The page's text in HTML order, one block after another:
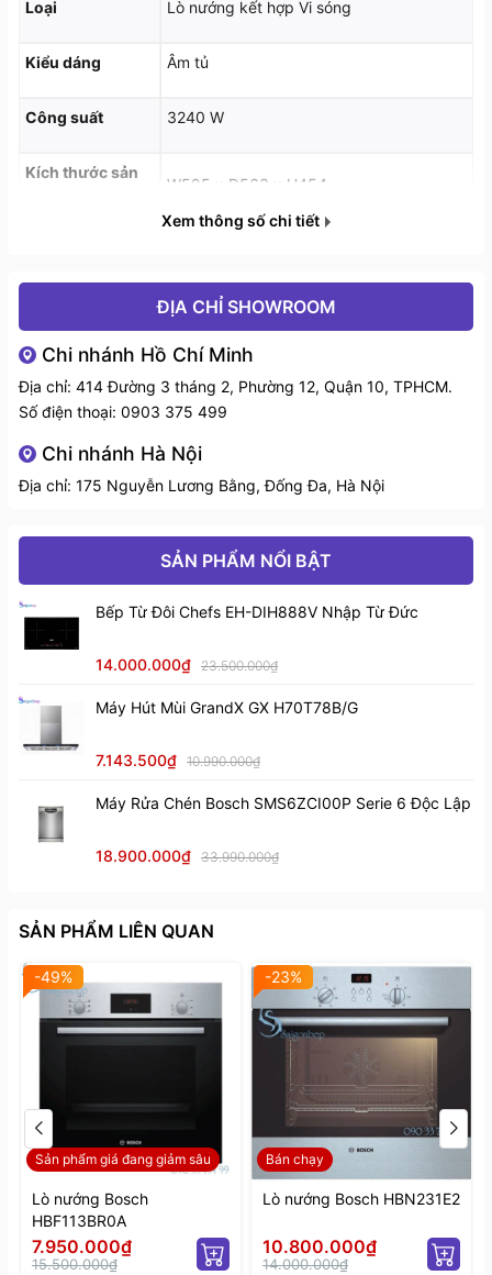
- Nướng bằng nhiệt trên.
- Nướng bằng 1/2 nguồn nhiệt trên.
- Nướng tuần tự bằng khí nóng của nguồn nhiệt trên.
- Nướng bằng khí nóng của nguồn nhiệt trên và sau.
- Nướng bằng khí nóng của nguồn nhiệ sau.
Có 04 chương trình tự động giã đông.
Có 11 chương trình kết hợp tự động.
03 trạng thái cài đặt thời gian.
Lò nướng Bosch HBC84E653Bđược thiết kế khóa
bảo vệ trẻ em an toàn.
Lò được tích hợp công nghệ tự động làm sạch
Catalytic hiện đại.
Mức công suất vi sóng tối đa 1000W
Hiệu điện thế : 220 – 240V.
Kích thước thiết bị : H454 x W595 x D563 (mm).
Kích thước hộc tủ : H450 x W560 x D550 (mm).
Loại Lò nướng kết hợp Vi sóng
Kiểu dáng Âm tủ
Công suất 3240 W
Kích thước sản
W595 x D563 x H454
Xem thông số chi tiết
ĐỊA CHỈ SHOWROOM
Chi nhánh Hồ Chí Minh
Địa chỉ: 414 Đường 3 tháng 2, Phường 12, Quận 10, TPHCM.
Số điện thoại: 0903 375 499
Chi nhánh Hà Nội
Địa chỉ: 175 Nguyễn Lương Bằng, Đống Đa, Hà Nội
SẢN PHẨM NỔI BẬT
Bếp Từ Đôi Chefs EH-DIH888V Nhập Từ Đức
14.000.000₫ 23.500.000₫
Máy Hút Mùi GrandX GX H70T78B/G
7.143.500₫ 10.990.000₫
Máy Rửa Chén Bosch SMS6ZCI00P Serie 6 Độc Lập
18.900.000₫ 33.990.000₫
SẢN PHẨM LIÊN QUAN
Sản phẩm giá đang giảm sâu
-49%
Lò nướng Bosch
HBF113BR0A
7.950.000₫
15.500.000₫
Bán chạy
-23%
Lò nướng Bosch HBN231E2
10.800.000₫
14.000.000₫